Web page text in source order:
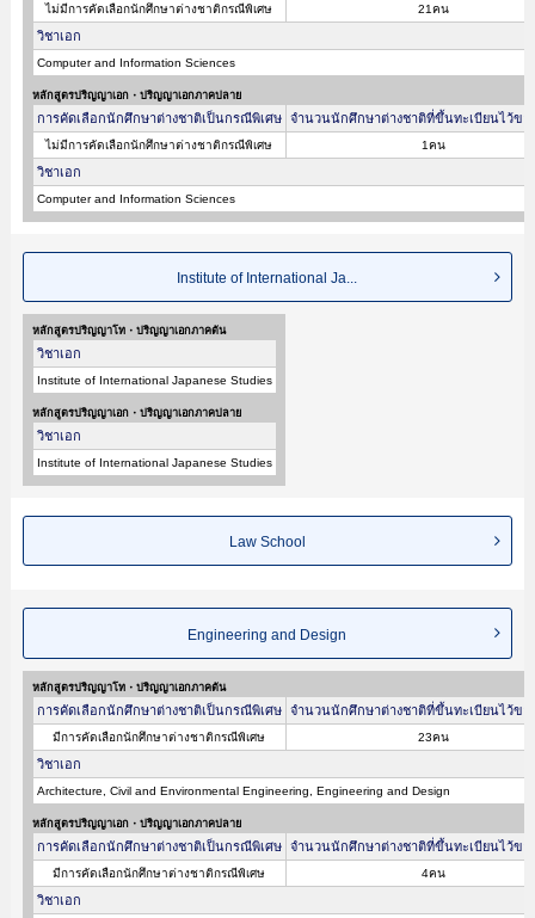
ไม่มีการคัดเลือกนักศึกษาต่างชาติกรณีพิเศษ 21คน
วิชาเอก
Computer and Information Sciences
หลักสูตรปริญญาเอก・ปริญญาเอกภาคปลาย
การคัดเลือกนักศึกษาต่างชาติเป็นกรณีพิเศษ จำนวนนักศึกษาต่างชาติที่ขึ้นทะเบียนไว้ขอ
ไม่มีการคัดเลือกนักศึกษาต่างชาติกรณีพิเศษ 1คน
วิชาเอก
Computer and Information Sciences
Institute of International Ja...
หลักสูตรปริญญาโท・ปริญญาเอกภาคต้น
วิชาเอก
Institute of International Japanese Studies
หลักสูตรปริญญาเอก・ปริญญาเอกภาคปลาย
วิชาเอก
Institute of International Japanese Studies
Law School
Engineering and Design
หลักสูตรปริญญาโท・ปริญญาเอกภาคต้น
การคัดเลือกนักศึกษาต่างชาติเป็นกรณีพิเศษ จำนวนนักศึกษาต่างชาติที่ขึ้นทะเบียนไว้ขอ
มีการคัดเลือกนักศึกษาต่างชาติกรณีพิเศษ 23คน
วิชาเอก
Architecture, Civil and Environmental Engineering, Engineering and Design
หลักสูตรปริญญาเอก・ปริญญาเอกภาคปลาย
การคัดเลือกนักศึกษาต่างชาติเป็นกรณีพิเศษ จำนวนนักศึกษาต่างชาติที่ขึ้นทะเบียนไว้ขอ
มีการคัดเลือกนักศึกษาต่างชาติกรณีพิเศษ 4คน
วิชาเอก